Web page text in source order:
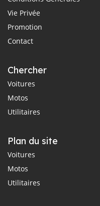
Vie Privée
Promotion
Contact
Chercher
Voitures
Motos
Utilitaires
Plan du site
Voitures
Motos
Utilitaires